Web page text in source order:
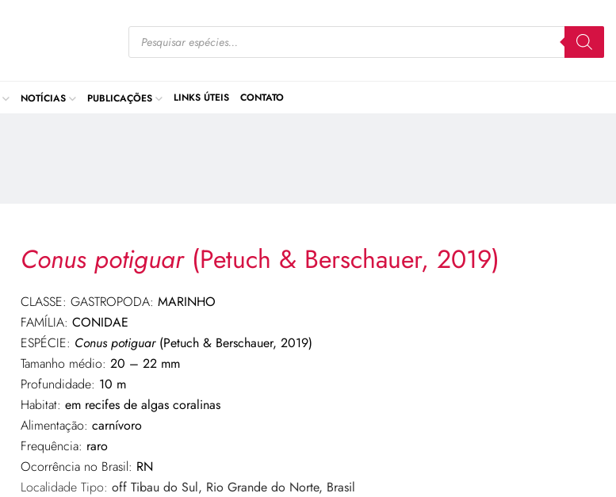
NOTÍCIAS PUBLICAÇÕES LINKS ÚTEIS CONTATO
Conus potiguar(Petuch & Berschauer, 2019)
CLASSE: GASTROPODA: MARINHO
FAMÍLIA: CONIDAE
ESPÉCIE: Conus potiguar(Petuch & Berschauer, 2019)
Tamanho médio: 20 – 22 mm
Profundidade: 10 m
Habitat: em recifes de algas coralinas
Alimentação: carnívoro
Frequência: raro
Ocorrência no Brasil: RN
Localidade Tipo: off Tibau do Sul, Rio Grande do Norte, Brasil